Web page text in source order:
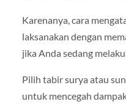
Karenanya, cara
laksanakan dengan
jika Anda sedang
Pilih tabir surya atau
untuk mencegah